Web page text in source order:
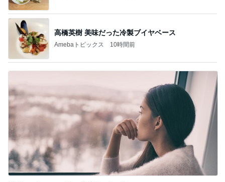
高橋英樹 美味だった冷製ブイヤベース
Amebaトピックス 10時間前